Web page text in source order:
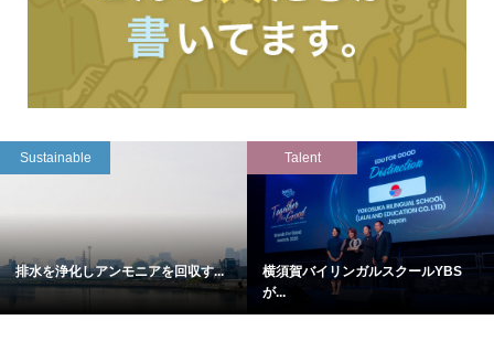
Sustainable
排水を浄化しアンモニアを回収す...
Talent
横須賀バイリンガルスクールYBS
が...